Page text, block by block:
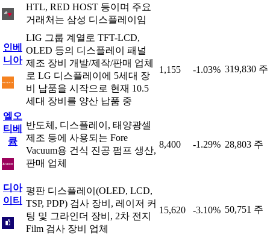
HTL, RED HOST 등이며 주요
거래처는 삼성 디스플레이임
인베
니아
LIG 그룹 계열로 TFT-LCD,
OLED 등의 디스플레이 패널
제조 장비 개발/제작/판매 업체
로 LG 디스플레이에 5세대 장
비 납품을 시작으로 현재 10.5
세대 장비를 양산 납품 중
1,155 -1.03% 319,830 주
엘오
티베
큠
반도체, 디스플레이, 태양광셀
제조 등에 사용되는 Fore
Vacuum용 건식 진공 펌프 생산,
판매 업체
8,400 -1.29% 28,803 주
디아
이티
평판 디스플레이(OLED, LCD,
TSP, PDP) 검사 장비, 레이저 커
팅 및 그라인더 장비, 2차 전지
Film 검사 장비 업체
15,620 -3.10% 50,751 주